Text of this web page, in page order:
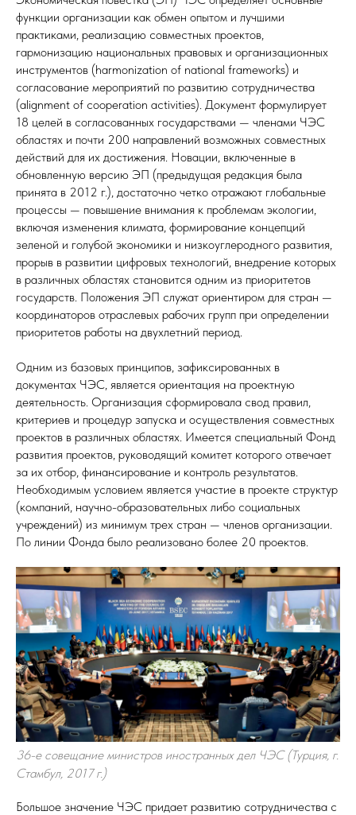
функции организации как обмен опытом и лучшими
практиками, реализацию совместных проектов,
гармонизацию национальных правовых и организационных
инструментов (harmonization of national frameworks) и
согласование мероприятий по развитию сотрудничества
(alignment of cooperation activities). Документ формулирует
18 целей в согласованных государствами — членами ЧЭС
областях и почти 200 направлений возможных совместных
действий для их достижения. Новации, включенные в
обновленную версию ЭП (предыдущая редакция была
принята в 2012 г.), достаточно четко отражают глобальные
процессы — повышение внимания к проблемам экологии,
включая изменения климата, формирование концепций
зеленой и голубой экономики и низкоуглеродного развития,
прорыв в развитии цифровых технологий, внедрение которых
в различных областях становится одним из приоритетов
государств. Положения ЭП служат ориентиром для стран —
координаторов отраслевых рабочих групп при определении
приоритетов работы на двухлетний период.
Одним из базовых принципов, зафиксированных в
документах ЧЭС, является ориентация на проектную
деятельность. Организация сформировала свод правил,
критериев и процедур запуска и осуществления совместных
проектов в различных областях. Имеется специальный Фонд
развития проектов, руководящий комитет которого отвечает
за их отбор, финансирование и контроль результатов.
Необходимым условием является участие в проекте структур
(компаний, научно-образовательных либо социальных
учреждений) из минимум трех стран — членов организации.
По линии Фонда было реализовано более 20 проектов.
36-е совещание министров иностранных дел ЧЭС (Турция, г.
Стамбул, 2017 г.)
Большое значение ЧЭС придает развитию сотрудничества с